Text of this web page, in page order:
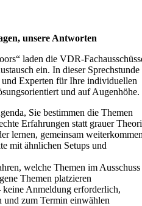
unsere Antworten
laden die VDR-
ein. In dieser Sprechstunde
Experten für Ihre individuellen
und auf Augenhöhe.
Sie bestimmen die Themen
Erfahrungen statt grauer
lernen, gemeinsam
mit ähnlichen Setups und
welche Themen im Ausschuss
Themen platzieren
Anmeldung erforderlich,
und zum Termin einwählen